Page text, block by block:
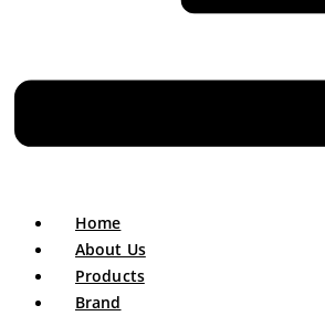
Home
About Us
Products
Brand